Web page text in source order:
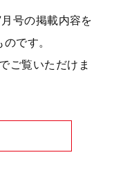
号の掲載内容を
です。
ご覧いただけま